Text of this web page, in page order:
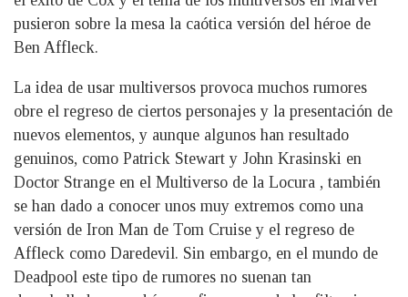
pusieron sobre la mesa la caótica versión del héroe de
Ben Affleck.
La idea de usar multiversos provoca muchos rumores
obre el regreso de ciertos personajes y la presentación de
nuevos elementos, y aunque algunos han resultado
genuinos, como Patrick Stewart y John Krasinski en
Doctor Strange en el Multiverso de la Locura , también
se han dado a conocer unos muy extremos como una
versión de Iron Man de Tom Cruise y el regreso de
Affleck como Daredevil. Sin embargo, en el mundo de
Deadpool este tipo de rumores no suenan tan